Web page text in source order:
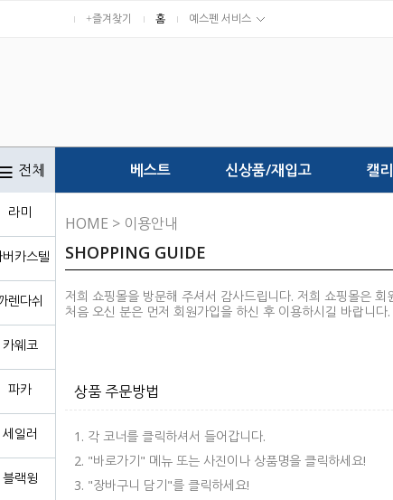
+즐겨찾기 홈 예스펜 서비스
전체
라미
카스텔
렌다쉬
카웨코
파카
세일러
블랙윙
베스트 신상품/재입고 캘
HOME > 이용안내
SHOPPING GUIDE
저희 쇼핑몰을 방문해 주셔서 감사드립니다. 저희 쇼핑몰은 회
처음 오신 분은 먼저 회원가입을 하신 후 이용하시길 바랍니
상품 주문방법
1. 각 코너를 클릭하셔서 들어갑니다.
2. "바로가기" 메뉴 또는 사진이나 상품명을 클릭하세요!
3. "장바구니 담기"를 클릭하세요!